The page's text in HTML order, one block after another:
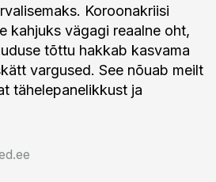
Koroonakriisi
kahjuks vägagi reaalne oht,
tõttu hakkab kasvama
vargused. See nõuab meilt
tähelepanelikkust ja